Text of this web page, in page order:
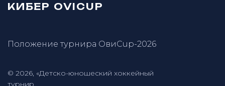
КИБЕР OVICUP
Положение турнира ОвиCup-2026
© 2026, «Детско-юношеский хоккейный
турнир